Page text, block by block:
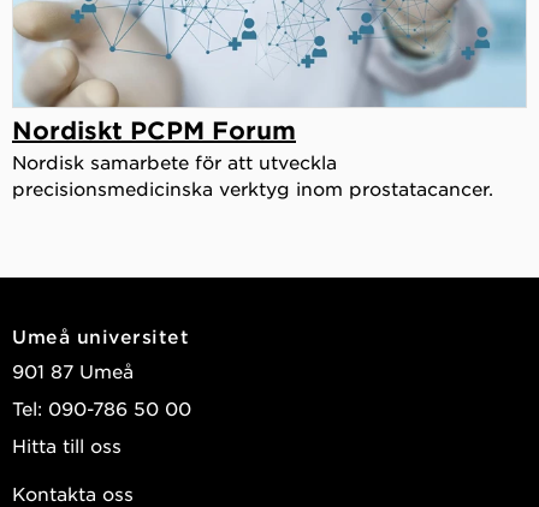
Nordiskt PCPM Forum
Nordisk samarbete för att utveckla
precisionsmedicinska verktyg inom prostatacancer.
Umeå universitet
901 87 Umeå
Tel: 090-786 50 00
Hitta till oss
Kontakta oss